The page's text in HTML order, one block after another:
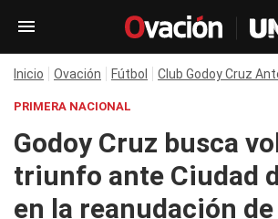
Inicio Ovación Fútbol Club Godoy Cruz
PRIMERA NACIONAL
Godoy Cruz busca
triunfo ante Ciudad
en la reanudación de